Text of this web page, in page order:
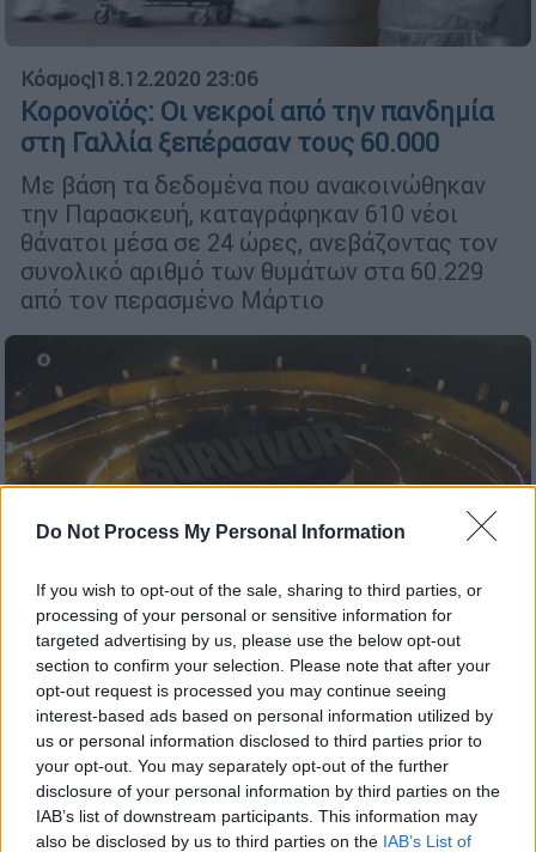
Do Not Process My Personal Information
If you wish to opt-out of the sale, sharing to third parties, or
processing of your personal or sensitive information for
targeted advertising by us, please use the below opt-out
section to confirm your selection. Please note that after your
opt-out request is processed you may continue seeing
interest-based ads based on personal information utilized by
us or personal information disclosed to third parties prior to
your opt-out. You may separately opt-out of the further
disclosure of your personal information by third parties on the
IAB’s list of downstream participants. This information may
also be disclosed by us to third parties on the IAB’s List of
Κόσμος|18.12.2020 23:06
Κορονοϊός: Οι νεκροί από την πανδημία
στη Γαλλία ξεπέρασαν τους 60.000
Με βάση τα δεδομένα που ανακοινώθηκαν
την Παρασκευή, καταγράφηκαν 610 νέοι
θάνατοι μέσα σε 24 ώρες, ανεβάζοντας τον
συνολικό αριθμό των θυμάτων στα 60.229
από τον περασμένο Μάρτιο
Τηλεόραση 18.12.2020 22:57
Τρέιλερ Survivor: Προβλήθηκε στον
τελικό του Big Brother - Έναρξη 27
Δεκεμβρίου
Το τρέιλερ του Survivor με ημερομηνία
έναρξης 27 Δεκεμβρίου προβλήθηκε στον
τελικό του Big Brother